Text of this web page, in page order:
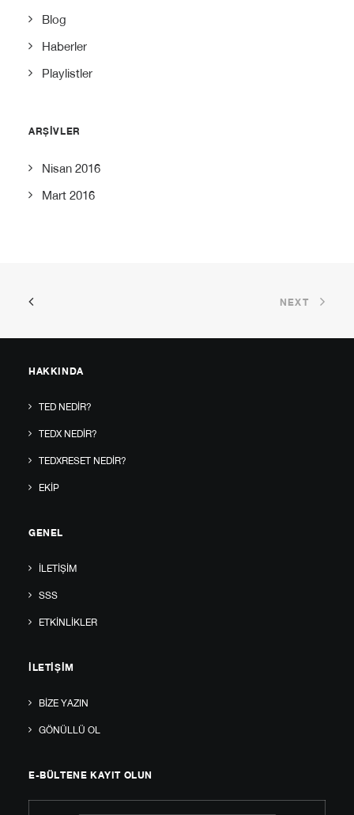
Blog
Haberler
Playlistler
ARŞIVLER
Nisan 2016
Mart 2016
NEXT
HAKKINDA
TED NEDIR?
TEDX NEDIR?
TEDXRESET NEDIR?
EKIP
GENEL
İLETIŞIM
SSS
ETKINLIKLER
İLETIŞIM
BIZE YAZIN
GÖNÜLLÜ OL
E-BÜLTENE KAYIT OLUN